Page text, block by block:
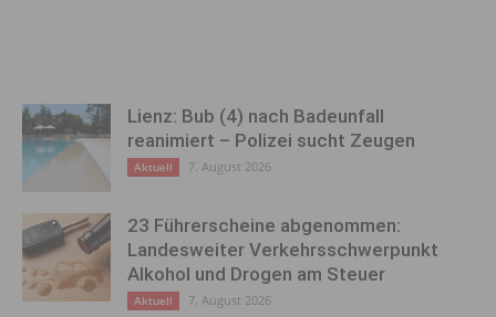
Lienz: Bub (4) nach Badeunfall
reanimiert – Polizei sucht Zeugen
Aktuell 7. August 2026
23 Führerscheine abgenommen:
Landesweiter Verkehrsschwerpunkt
Alkohol und Drogen am Steuer
Aktuell 7. August 2026